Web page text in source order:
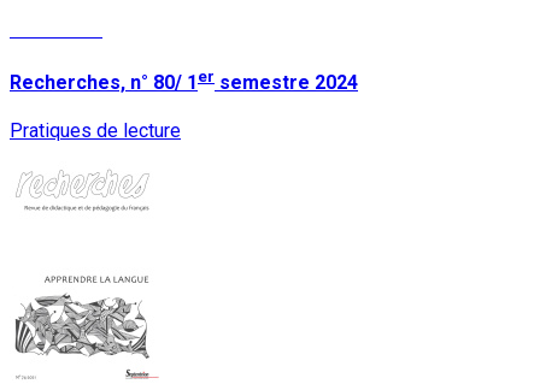
Recherches, n° 80/ 1 er semestre 2024
Pratiques de lecture